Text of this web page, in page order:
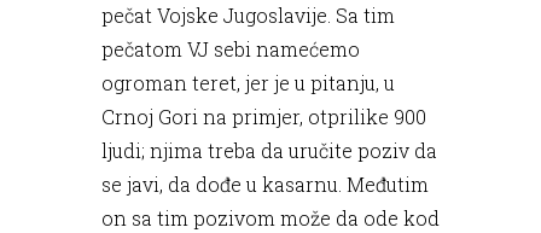
pečat Vojske Jugoslavije. Sa tim
pečatom VJ sebi namećemo
ogroman teret, jer je u pitanju, u
Crnoj Gori na primjer, otprilike 900
ljudi; njima treba da uručite poziv da
se javi, da dođe u kasarnu. Međutim
on sa tim pozivom može da ode kod